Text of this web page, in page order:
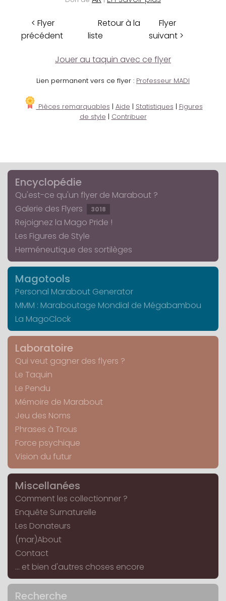
< Flyer
précédent
Retour à la
liste
Flyer
suivant >
Jouer au taquin avec ce flyer
Lien permanent vers ce flyer : Professeur MADI
Pièces remarquables | Aide | Statistiques | Figures
de style | Contribuer
Encyclopédie
Qu'est-ce qu'un flyer de Marabout ?
Galerie des Flyers
3018
Rejoignez la Mago Pride !
Les Figures de Style
Herméneutique des sortilèges
Magotools
Personal Marabout Generator
MMM : Maraboutage Mondial de Mégabambou
La MagoClock
Laboratoire
Qui veut gagner des flyers ?
Le Taquin
Le Pendu
Mémoire de Marabout
Jeu des Noms
Phrases à Trous
Force psychique
Vision du futur
Miscellanées
Comment les collectionner ?
Enquête Surnaturelle
Les Donateurs
(mar)About
Contact
... et bien d'autres choses encore
Recherche